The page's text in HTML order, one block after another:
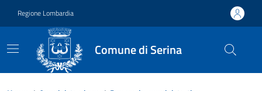
Regione Lombardia
Comune di Serina